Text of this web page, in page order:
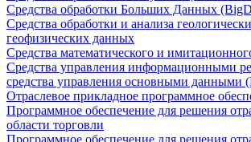
Средства обработки Больших Данных
Средства обработки и анализа
геофизических данных
Средства математического и
Средства управления информационными
средства управления основными данными
Отраслевое прикладное программное
Программное обеспечение для решения
области торговли
Программное обеспечение для решения